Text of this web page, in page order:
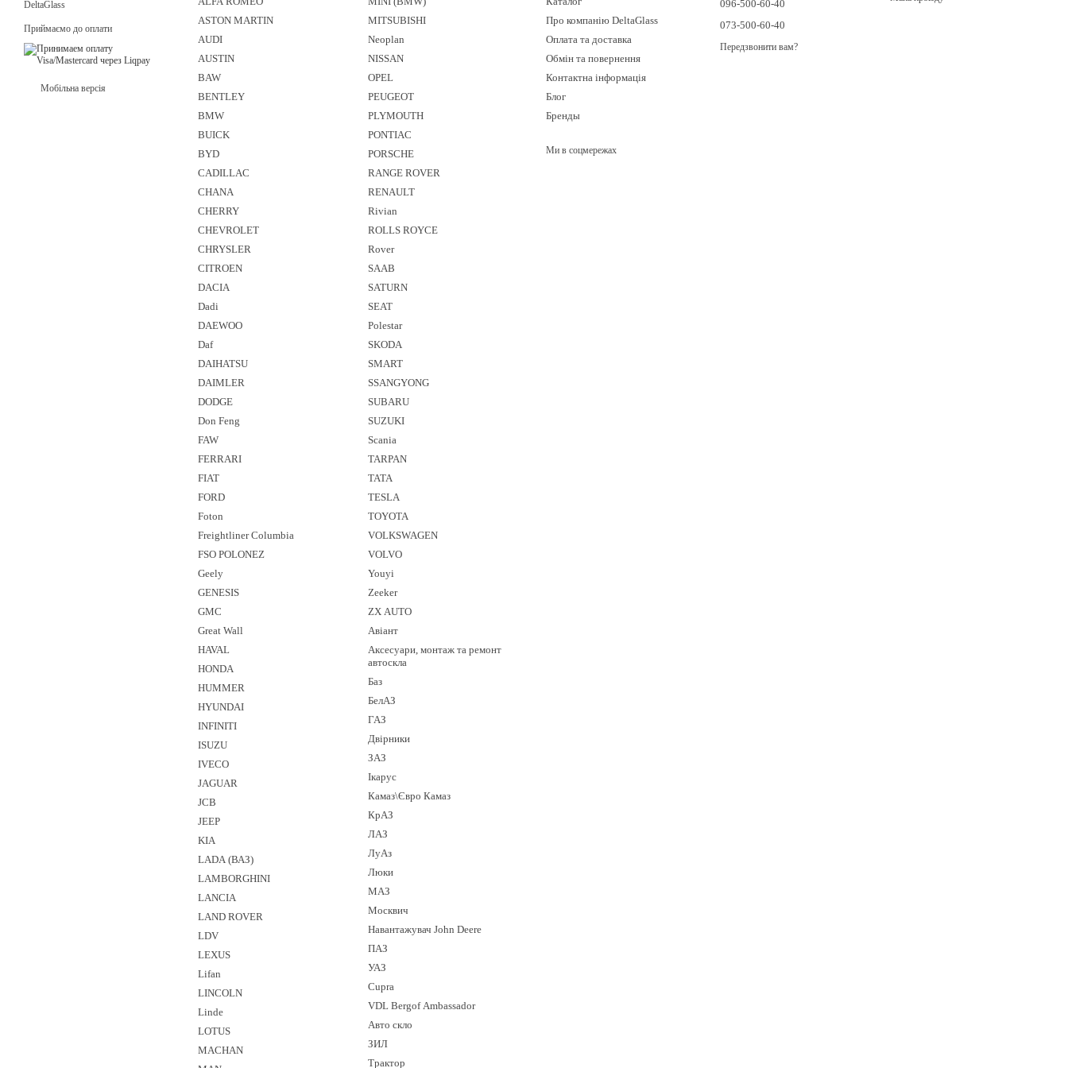
DeltaGlass
Приймаємо до оплати
Мобільна версія
ASTON MARTIN
AUDI
AUSTIN
BAW
BENTLEY
BMW
BUICK
BYD
CADILLAC
CHANA
CHERRY
CHEVROLET
CHRYSLER
CITROEN
DACIA
Dadi
DAEWOO
Daf
DAIHATSU
DAIMLER
DODGE
Don Feng
FAW
FERRARI
FIAT
FORD
Foton
Freightliner Columbia
FSO POLONEZ
Geely
GENESIS
GMC
Great Wall
HAVAL
HONDA
HUMMER
HYUNDAI
INFINITI
ISUZU
IVECO
JAGUAR
JCB
JEEP
KIA
LADA (ВАЗ)
LAMBORGHINI
LANCIA
LAND ROVER
LDV
LEXUS
Lifan
LINCOLN
Linde
LOTUS
MACHAN
MITSUBISHI
Neoplan
NISSAN
OPEL
PEUGEOT
PLYMOUTH
PONTIAC
PORSCHE
RANGE ROVER
RENAULT
Rivian
ROLLS ROYCE
Rover
SAAB
SATURN
SEAT
Polestar
SKODA
SMART
SSANGYONG
SUBARU
SUZUKI
Sсania
TARPAN
TATA
TESLA
TOYOTA
VOLKSWAGEN
VOLVO
Youyi
Zeeker
ZX AUTO
Авіант
Аксесуари, монтаж та ремонт
автоскла
Баз
БелАЗ
ГАЗ
Двірники
ЗАЗ
Ікарус
Камаз\Євро Камаз
КрАЗ
ЛАЗ
ЛуАз
Люки
МАЗ
Москвич
Навантажувач John Deere
ПАЗ
УАЗ
Cupra
VDL Bergof Ambassador
Авто скло
ЗИЛ
Трактор
Про компанію DeltaGlass
Оплата та доставка
Обмін та повернення
Контактна інформація
Блог
Бренды
Ми в соцмережах
096-500-60-40
073-500-60-40
Передзвонити вам?